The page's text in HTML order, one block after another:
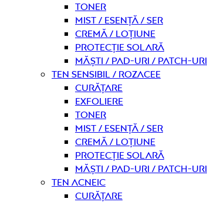
Toner
Mist / Esență / Ser
Cremă / Loțiune
Protecție solară
Măști / Pad-uri / Patch-uri
Ten sensibil / rozacee
curățare
Exfoliere
Toner
Mist / Esență / Ser
Cremă / Loțiune
Protecție solară
Măști / Pad-uri / Patch-uri
Ten acneic
curățare